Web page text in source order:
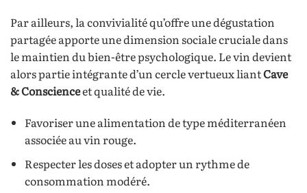
Par ailleurs, la convivialité qu’offre une dégustation
partagée apporte une dimension sociale cruciale dans
le maintien du bien-être psychologique. Le vin devient
alors partie intégrante d’un cercle vertueux liantCave
& Conscienceet qualité de vie.
Favoriser une alimentation de type méditerranéen
associée au vin rouge.
Respecter les doses et adopter un rythme de
consommation modéré.